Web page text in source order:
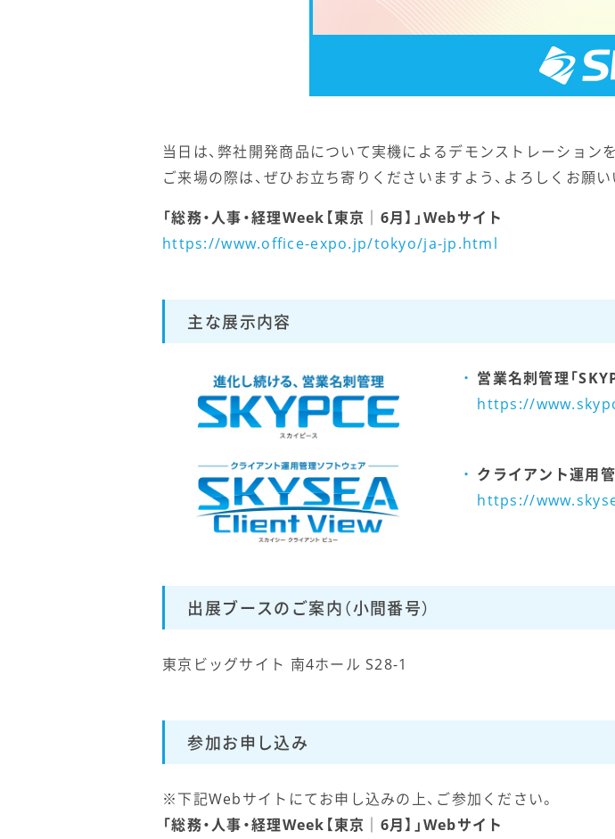
当日は、弊社開発商品について実機によるデモンストレーション
ご来場の際は、ぜひお立ち寄りくださいますよう、よろしくお願い
「総務・人事・経理Week【東京｜6月】」Webサイト
https://www.office-expo.jp/tokyo/ja-jp.html
主な展示内容
営業名刺管理「
https://
クライアント運用
https://
出展ブースのご案内（小間番号）
東京ビッグサイト 南4ホール S28-1
参加お申し込み
※下記Webサイトにてお申し込みの上、ご参加ください。
「総務・人事・経理Week【東京｜6月】」Webサイト